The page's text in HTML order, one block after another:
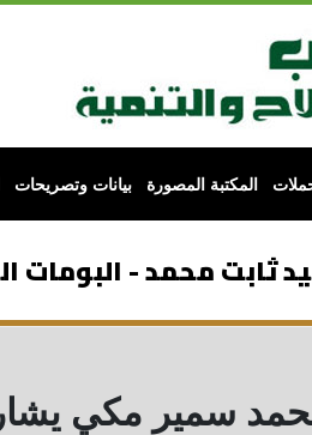
المكتبة المصورة بيانات وتصريحات
ثابت محمد - البومات
سمير مكي